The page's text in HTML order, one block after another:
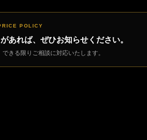
POLICY
あれば、ぜひお知らせください。
きる限りご相談に対応いたします。